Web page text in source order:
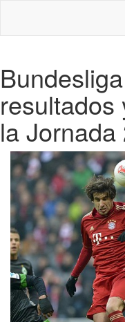
resultados
la Jornada